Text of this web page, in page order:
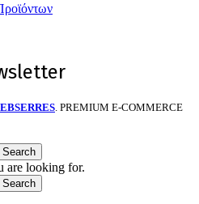
. PREMIUM E-COMMERCE
Search
are looking for.
Search